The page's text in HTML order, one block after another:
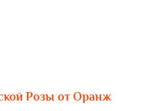
Розы от Оранж